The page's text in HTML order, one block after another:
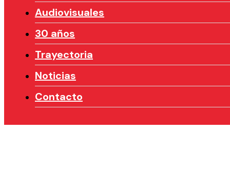
Audiovisuales
30 años
Trayectoria
Noticias
Contacto